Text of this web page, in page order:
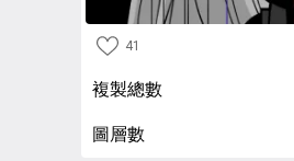
41
複製總數
圖層數